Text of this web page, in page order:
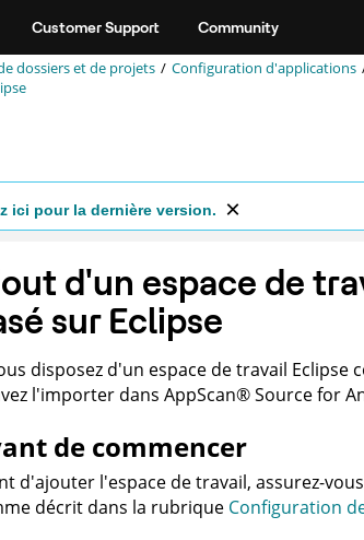
Customer Support Community
dossiers et de projets
Configuration d'applications
ici pour la dernière version.
d'un espace de
sur Eclipse
disposez d'un espace de travail Eclipse
l'importer dans AppScan®Source for
de commencer
d'ajouter l'espace de travail, assurez-
décrit dans la rubrique Configuration